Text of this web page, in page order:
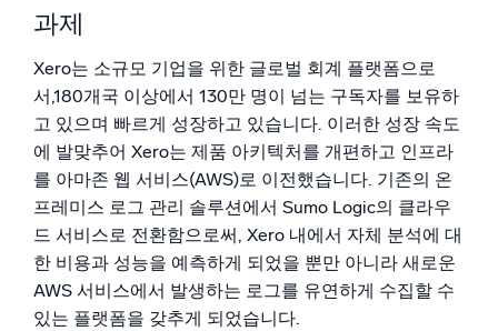
과제
Xero는 소규모 기업을 위한 글로벌 회계 플랫폼으로
서,180개국 이상에서 130만 명이 넘는 구독자를 보유하
고 있으며 빠르게 성장하고 있습니다. 이러한 성장 속도
에 발맞추어 Xero는 제품 아키텍처를 개편하고 인프라
를 아마존 웹 서비스(AWS)로 이전했습니다. 기존의 온
프레미스 로그 관리 솔루션에서 Sumo Logic의 클라우
드 서비스로 전환함으로써, Xero 내에서 자체 분석에 대
한 비용과 성능을 예측하게 되었을 뿐만 아니라 새로운
AWS 서비스에서 발생하는 로그를 유연하게 수집할 수
있는 플랫폼을 갖추게 되었습니다.